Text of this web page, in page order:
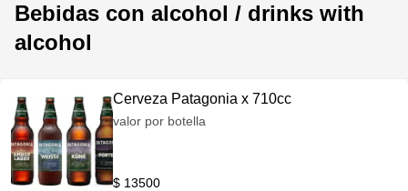
Bebidas con alcohol / drinks with
alcohol
Cerveza Patagonia x 710cc
valor por botella
$ 13500